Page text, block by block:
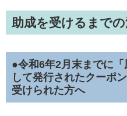
助成を受けるまで
●令和6年2月末までに
して発行されたクーポ
受けられた方へ